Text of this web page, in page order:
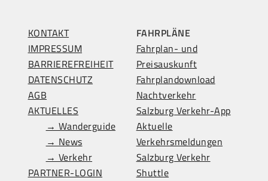
KONTAKT
IMPRESSUM
BARRIEREFREIHEIT
DATENSCHUTZ
AGB
AKTUELLES
→ Wanderguide
→ News
→ Verkehr
PARTNER-LOGIN
FAHRPLÄNE
Fahrplan- und
Preisauskunft
Fahrplandownload
Nachtverkehr
Salzburg Verkehr-App
Aktuelle
Verkehrsmeldungen
Salzburg Verkehr
Shuttle